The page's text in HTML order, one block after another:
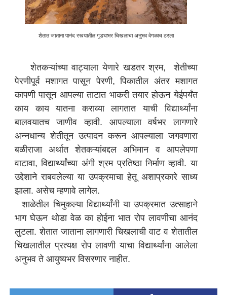
शेतात जाताना पानंद रस्त्यातील गुडघाभर चिखलाचा अनुभव वेगळाच ठरला
शेतकऱ्यांच्या वाट्याला येणारे खडतर श्रम, शेतीच्या
पेरणीपूर्व मशागत पासून पेरणी, पिकातील अंतर मशागत
कापणी पासून आपल्या ताटात भाकरी तयार होऊन येईपर्यंत
काय काय यातना कराव्या लागतात याची विद्यार्थ्यांना
बालवयातच जाणीव व्हावी. आपल्याला वर्षभर लागणारे
अन्नधान्य शेतीतून उत्पादन करून आपल्याला जगवणारा
बळीराजा अर्थात शेतकऱ्यांबद्दल अभिमान व आपलेपणा
वाटावा, विद्यार्थ्यांच्या अंगी श्रम प्रतिष्ठा निर्माण व्हावी. या
उद्देशाने राबवलेल्या या उपक्रमाचा हेतू अशाप्रकारे साध्य
झाला. असेच म्हणावे लागेल.
शाळेतील चिमुकल्या विद्यार्थ्यांनी या उपक्रमात उत्साहाने
भाग घेऊन थोडा वेळ का होईना भात रोप लावणीचा आनंद
लुटला. शेतात जाताना लागणारी चिखलाची वाट व शेतातील
चिखलातील प्रत्यक्ष रोप लावणी याचा विद्यार्थ्यांना आलेला
अनुभव ते आयुष्यभर विसरणार नाहीत.